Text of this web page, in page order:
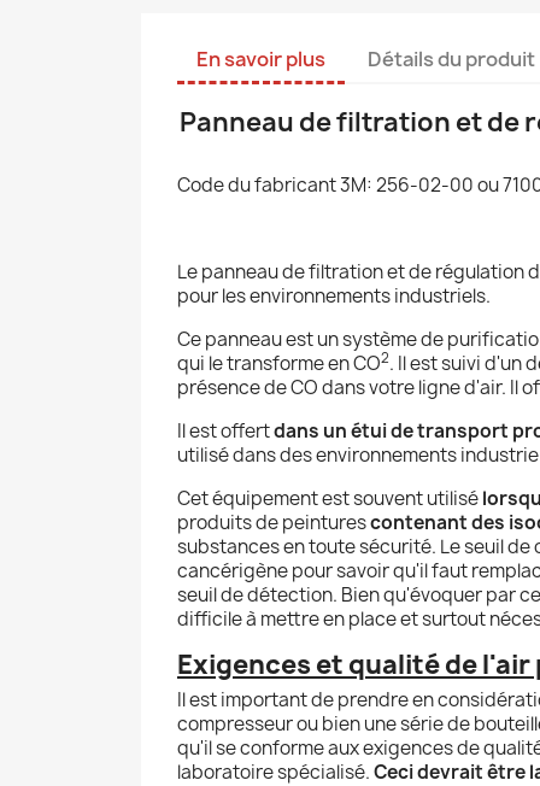
En savoir plus Détails du produit
Panneau de filtration et de
Code du fabricant 3M: 256-02-00 ou
Le panneau de filtration et de régulation
pour les environnements industriels.
Ce panneau est un système de
qui le transforme en CO2. Il est suivi d'un
présence de CO dans votre ligne d'air. Il
Il est offertdans un étui de transport
utilisé dans des environnements
Cet équipement est souvent utilisé
produits de peinturescontenant des
substances en toute sécurité. Le seuil
cancérigène pour savoir qu'il faut
seuil de détection. Bien qu'évoquer par
difficile à mettre en place et surtout
Exigences et qualité de
Il est important de prendre en
compresseur ou bien une série de
qu'il se conforme aux exigences de
laboratoire spécialisé.Ceci devrait être